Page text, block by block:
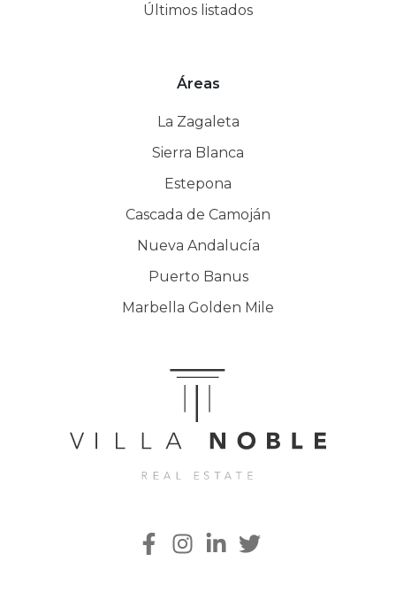
Últimos listados
Áreas
La Zagaleta
Sierra Blanca
Estepona
Cascada de Camoján
Nueva Andalucía
Puerto Banus
Marbella Golden Mile